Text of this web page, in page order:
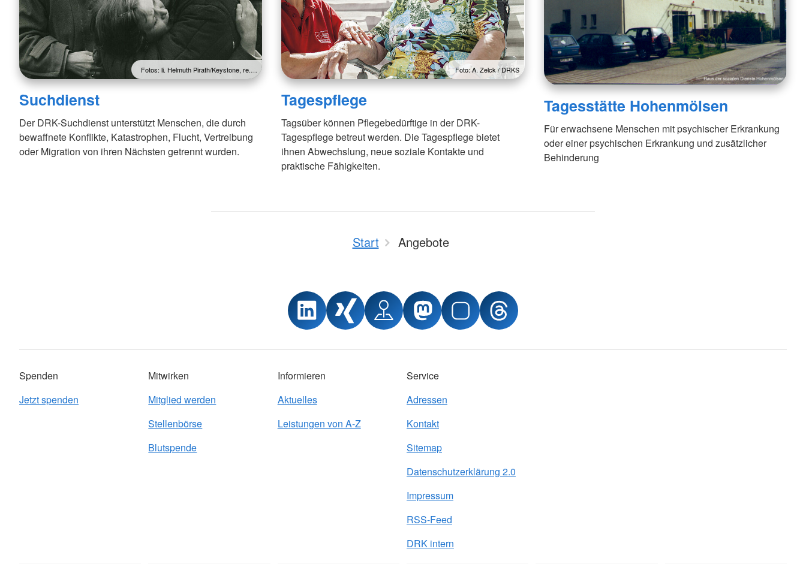
Fotos: li. Helmuth Pirath/Keystone, re.…
Suchdienst
Der DRK-Suchdienst unterstützt Menschen, die durch
bewaffnete Konflikte, Katastrophen, Flucht, Vertreibung
oder Migration von ihren Nächsten getrennt wurden.
Foto: A. Zelck / DRKS
Tagespflege
Tagsüber können Pflegebedürftige in der DRK-
Tagespflege betreut werden. Die Tagespflege bietet
ihnen Abwechslung, neue soziale Kontakte und
praktische Fähigkeiten.
Tagesstätte Hohenmölsen
Für erwachsene Menschen mit psychischer Erkrankung
oder einer psychischen Erkrankung und zusätzlicher
Behinderung
Start Angebote
Spenden
Jetzt spenden
Mitwirken
Mitglied werden
Stellenbörse
Blutspende
Informieren
Aktuelles
Leistungen von A-Z
Service
Adressen
Kontakt
Sitemap
Datenschutzerklärung 2.0
Impressum
RSS-Feed
DRK intern